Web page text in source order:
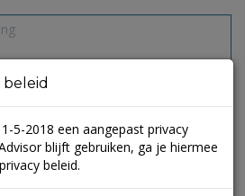
5-2018 een aangepast privacy
blijft gebruiken, ga je hiermee
beleid.